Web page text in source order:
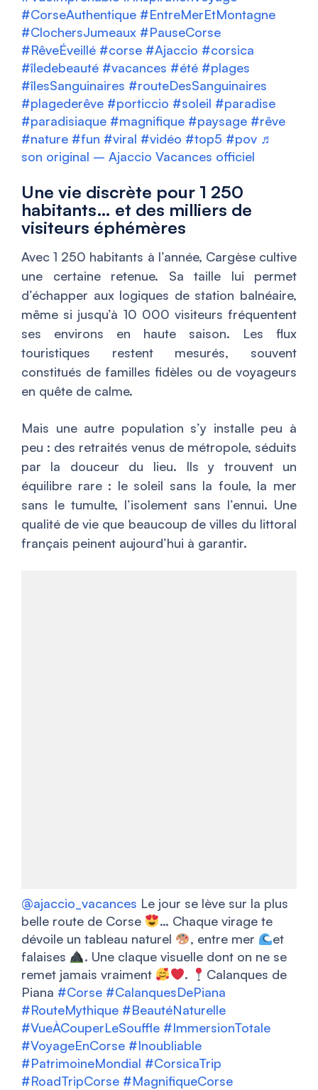
#CorseAuthentique #EntreMerEtMontagne
#ClochersJumeaux #PauseCorse
#RêveÉveillé #corse #Ajaccio #corsica
#îledebeauté #vacances #été #plages
#îlesSanguinaires #routeDesSanguinaires
#plagederêve #porticcio #soleil #paradise
#paradisiaque #magnifique #paysage #rêve
#nature #fun #viral #vidéo #top5 #pov ♬
son original – Ajaccio Vacances officiel
Une vie discrète pour 1 250
habitants… et des milliers de
visiteurs éphémères
Avec 1 250 habitants à l’année, Cargèse cultive
une certaine retenue. Sa taille lui permet
d’échapper aux logiques de station balnéaire,
même si jusqu’à 10 000 visiteurs fréquentent
ses environs en haute saison. Les flux
touristiques restent mesurés, souvent
constitués de familles fidèles ou de voyageurs
en quête de calme.
Mais une autre population s’y installe peu à
peu : des retraités venus de métropole, séduits
par la douceur du lieu. Ils y trouvent un
équilibre rare : le soleil sans la foule, la mer
sans le tumulte, l’isolement sans l’ennui. Une
qualité de vie que beaucoup de villes du littoral
français peinent aujourd’hui à garantir.
@ajaccio_vacances Le jour se lève sur la plus
belle route de Corse
… Chaque virage te
dévoile un tableau naturel
, entre mer
et
falaises
. Une claque visuelle dont on ne se
remet jamais vraiment
.
Calanques de
Piana #Corse #CalanquesDePiana
#RouteMythique #BeautéNaturelle
#VueÀCouperLeSouffle #ImmersionTotale
#VoyageEnCorse #Inoubliable
#PatrimoineMondial #CorsicaTrip
#RoadTripCorse #MagnifiqueCorse